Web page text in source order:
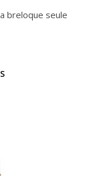
breloque seule